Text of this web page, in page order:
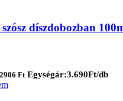
díszdobozban
2906 Ft Egységár:3.690Ft/db